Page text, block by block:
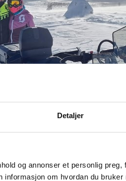
Detaljer
og annonser et personlig
om hvordan du
at Villa Fregn